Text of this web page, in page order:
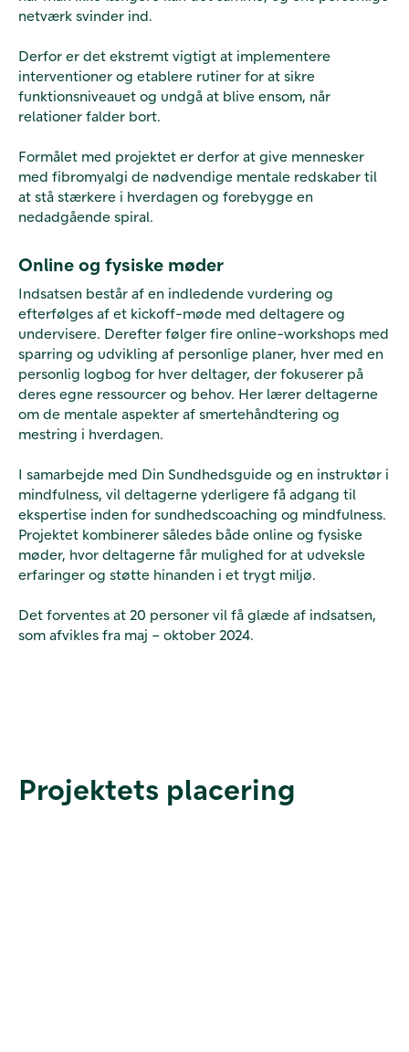
netværk svinder ind.
Derfor er det ekstremt vigtigt at implementere
interventioner og etablere rutiner for at sikre
funktionsniveauet og undgå at blive ensom, når
relationer falder bort.
Formålet med projektet er derfor at give mennesker
med fibromyalgi de nødvendige mentale redskaber til
at stå stærkere i hverdagen og forebygge en
nedadgående spiral.
Online og fysiske møder
Indsatsen består af en indledende vurdering og
efterfølges af et kickoff-møde med deltagere og
undervisere. Derefter følger fire online-workshops med
sparring og udvikling af personlige planer, hver med en
personlig logbog for hver deltager, der fokuserer på
deres egne ressourcer og behov. Her lærer deltagerne
om de mentale aspekter af smertehåndtering og
mestring i hverdagen.
I samarbejde med Din Sundhedsguide og en instruktør i
mindfulness, vil deltagerne yderligere få adgang til
ekspertise inden for sundhedscoaching og mindfulness.
Projektet kombinerer således både online og fysiske
møder, hvor deltagerne får mulighed for at udveksle
erfaringer og støtte hinanden i et trygt miljø.
Det forventes at 20 personer vil få glæde af indsatsen,
som afvikles fra maj – oktober 2024.
Projektets placering